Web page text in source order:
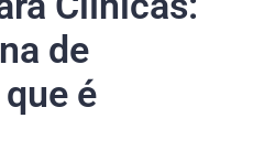
de
é